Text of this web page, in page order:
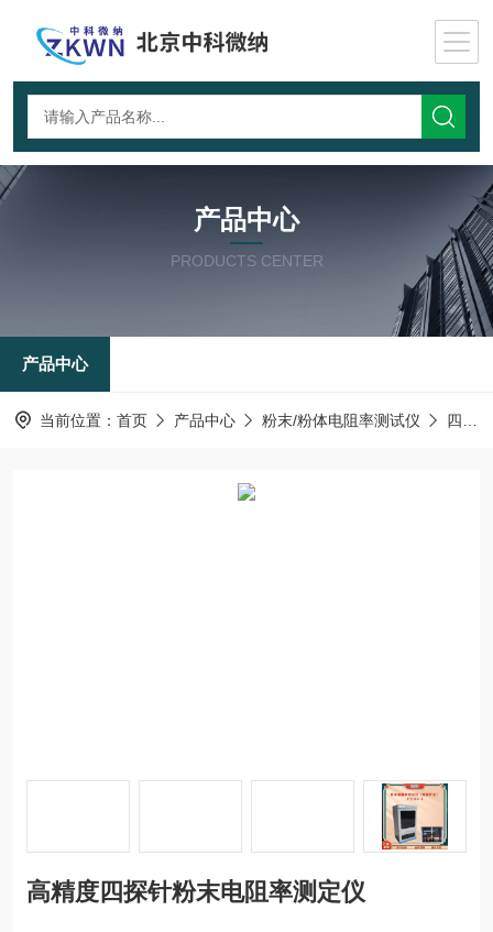
产品中心
PRODUCTS CENTER
产品中心
当前位置： 首页 产品中心 粉末/粉体电阻率测试仪 四探针-粉末电阻率测试仪
高精度四探针粉末电阻率测定仪